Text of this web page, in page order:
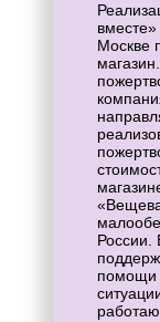
Москве
России.
помощи